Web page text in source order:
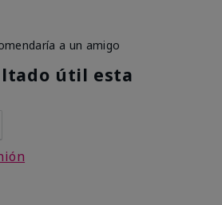
a un amigo
útil esta